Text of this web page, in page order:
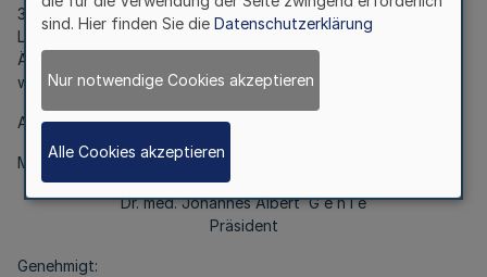
3 Heilberufsgesetz nicht abgedruckt, kann jedoch unter dem
Link „Amtliche Bekanntmachungen“ auf der Internetseite der
Ärztekammer Westfalen-Lippe (
werden.
Ausgefertigt:
Münster, den 12. Januar 2026
Dr. med. Johannes Albert G e h l e
Präsident
Genehmigt:
sind. Hier finden Sie die Datenschutzerklärung
Nur notwendige Cookies akzeptieren
Alle Cookies akzeptieren